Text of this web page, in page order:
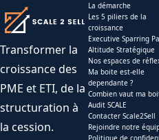
Transformer la
croissance des
PME et ETI, de la
structuration à
la cession.
La démarche
Les 5 piliers de la
croissance
Executive Sparring
Altitude Stratégique
Nos espaces de
Ma boite est-elle
dependante ?
Combien vaut ma
Audit SCALE
Contacter Scale2Sell
Rejoindre notre